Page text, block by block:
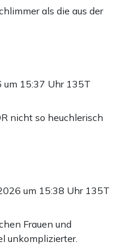
als die aus der
um 15:37 Uhr 135T
nicht so heuchlerisch
um 15:38 Uhr 135T
Frauen und
unkomplizierter.